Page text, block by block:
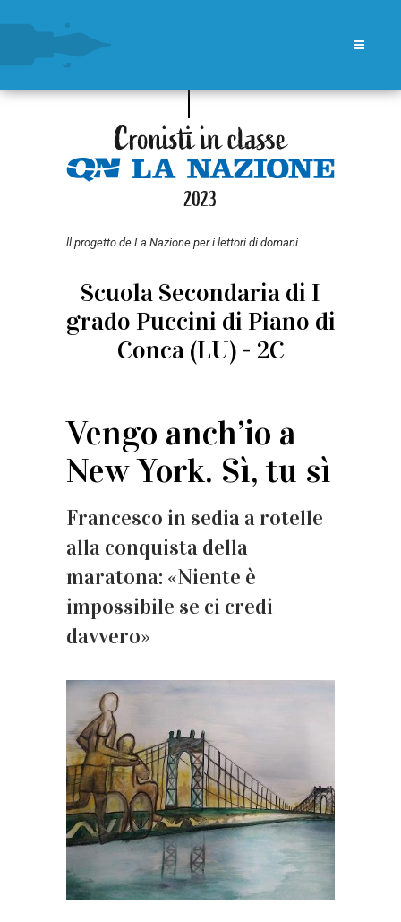
ll progetto de La Nazione per i lettori di domani
Scuola Secondaria di I
grado Puccini di Piano di
Conca (LU) - 2C
Vengo anch’io a
New York. Sì, tu sì
Francesco in sedia a rotelle
alla conquista della
maratona: «Niente è
impossibile se ci credi
davvero»